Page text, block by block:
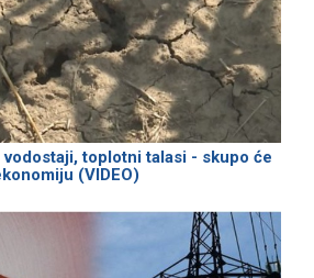
vodostaji, toplotni talasi - skupo će
(VIDEO)